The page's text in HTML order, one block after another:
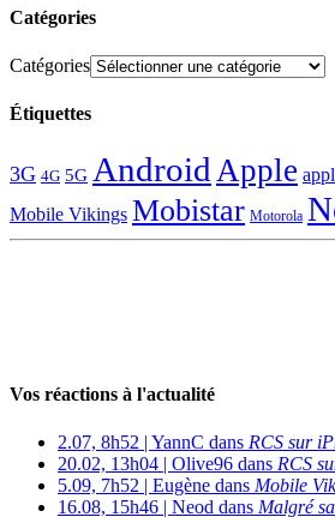
Catégories
Catégories
Étiquettes
3G 4G 5G Android Apple
Mobile Vikings Mobistar Motorola
Vos réactions à l'actualité
2.07, 8h52 | YannC dans RCS sur
20.02, 13h04 | Olive96 dans RCS
5.09, 7h52 | Eugène dans Mobile
16.08, 15h46 | Neod dans Malgré